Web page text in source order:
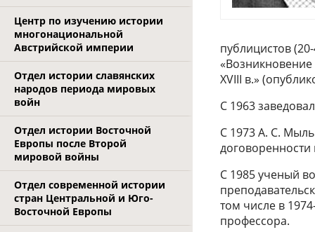
Центр по изучению истории
многонациональной
Австрийской империи
Отдел истории славянских
народов периода мировых
войн
Отдел истории Восточной
Европы после Второй
мировой войны
Отдел современной истории
стран Центральной и Юго-
Восточной Европы
публицистов
XVIII в.»
С 1963
С 1973 А. С.
С 1985 ученый
том числе в
профессора.